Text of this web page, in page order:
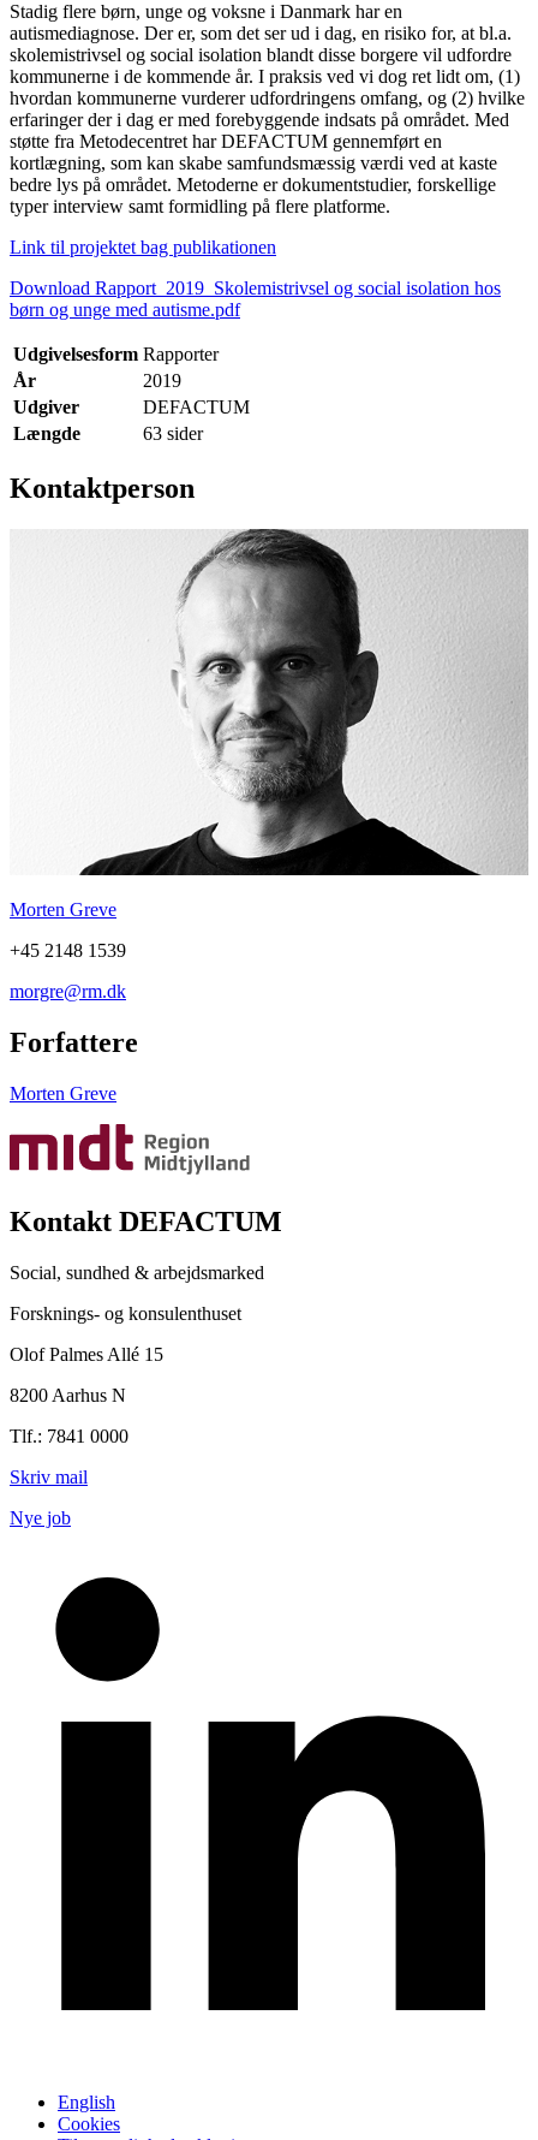
Stadig flere børn, unge og voksne i Danmark har en
autismediagnose. Der er, som det ser ud i dag, en risiko for, at bl.a.
skolemistrivsel og social isolation blandt disse borgere vil udfordre
kommunerne i de kommende år. I praksis ved vi dog ret lidt om, (1)
hvordan kommunerne vurderer udfordringens omfang, og (2) hvilke
erfaringer der i dag er med forebyggende indsats på området. Med
støtte fra Metodecentret har DEFACTUM gennemført en
kortlægning, som kan skabe samfundsmæssig værdi ved at kaste
bedre lys på området. Metoderne er dokumentstudier, forskellige
typer interview samt formidling på flere platforme.
Link til projektet bag publikationen
Download Rapport_2019_Skolemistrivsel og social isolation hos
børn og unge med autisme.pdf
Udgivelsesform Rapporter
År
2019
Udgiver
DEFACTUM
Længde
63 sider
Kontaktperson
Morten Greve
+45 2148 1539
morgre@rm.dk
Forfattere
Morten Greve
Kontakt DEFACTUM
Social, sundhed & arbejdsmarked
Forsknings- og konsulenthuset
Olof Palmes Allé 15
8200 Aarhus N
Tlf.: 7841 0000
Skriv mail
Nye job
English
Cookies